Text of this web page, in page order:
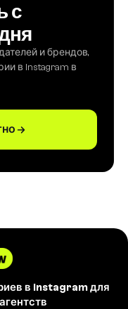
с
и брендов,
в Instagram в
в Instagram для